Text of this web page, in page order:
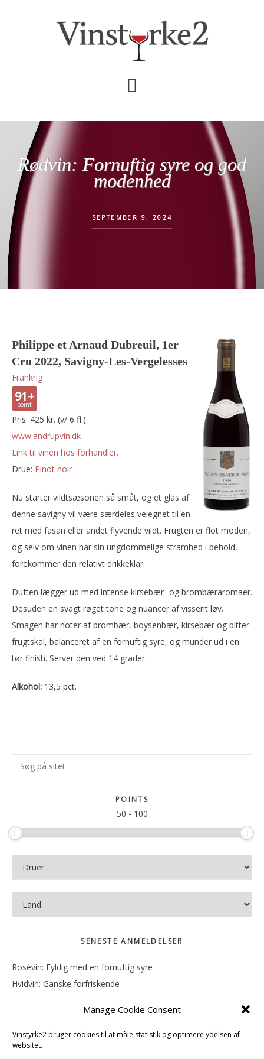
Manage Cookie Consent
Vinstyrke2 bruger cookies til at måle statistik og optimere ydelsen af
websitet.
Rødvin: Fornuftig syre og god
modenhed
SEPTEMBER 9, 2024
Philippe et Arnaud Dubreuil, 1er
Cru 2022, Savigny-Les-Vergelesses
Frankrig
91+
Pris: 425 kr. (v/ 6 fl.)
www.andrupvin.dk
Link til vinen hos forhandler.
Drue:
pinot noir
Nu starter vildtsæsonen så småt, og et glas af
denne savigny vil være særdeles velegnet til en
ret med fasan eller andet flyvende vildt. Frugten er flot moden,
og selv om vinen har sin ungdommelige stramhed i behold,
forekommer den relativt drikkeklar.
Duften lægger ud med intense kirsebær- og brombæraromaer.
Desuden en svagt røget tone og nuancer af vissent løv.
Smagen har noter af brombær, boysenbær, kirsebær og bitter
frugtskal, balanceret af en fornuftig syre, og munder ud i en
tør finish. Server den ved 14 grader.
Alkohol: 13,5 pct.
Primær
Sidebar
Søg
på
POINTS
50 - 100
SENESTE ANMELDELSER
Rosévin: Fyldig med en fornuftig syre
Hvidvin: Ganske forfriskende
Hvidvin: Smørfedme og tropisk sødme
Rosévin: Blød, rund og sødladen